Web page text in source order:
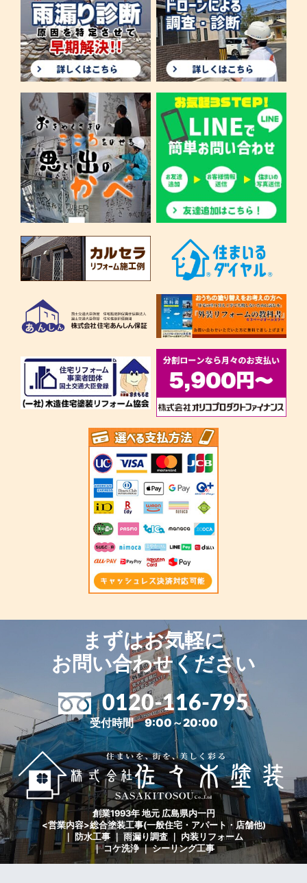
まずはお気軽に
お問い合わせください
0120-116-795
受付時間 9:00～20:00
創業1993年 地元 広島県内一円
<営業内容>総合塗装工事(一般住宅・アパート・店舗他)
｜ 防水工事 ｜ 雨漏り調査 ｜ 内装リフォーム
｜ コケ洗浄 ｜ シーリング工事